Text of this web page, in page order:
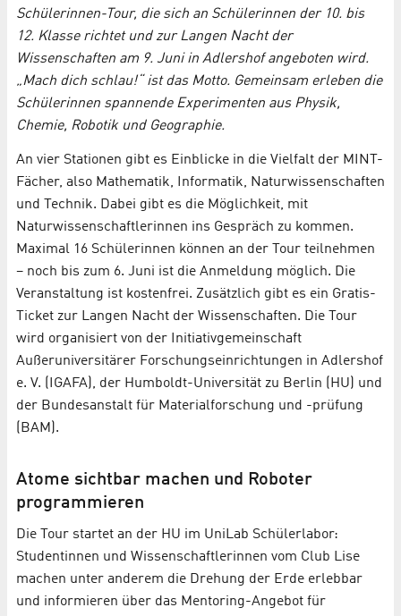
Schülerinnen-Tour, die sich an Schülerinnen der 10. bis
12. Klasse richtet und zur Langen Nacht der
Wissenschaften am 9. Juni in Adlershof angeboten wird.
„Mach dich schlau!“ ist das Motto. Gemeinsam erleben die
Schülerinnen spannende Experimenten aus Physik,
Chemie, Robotik und Geographie.
An vier Stationen gibt es Einblicke in die Vielfalt der MINT-
Fächer, also Mathematik, Informatik, Naturwissenschaften
und Technik. Dabei gibt es die Möglichkeit, mit
Naturwissenschaftlerinnen ins Gespräch zu kommen.
Maximal 16 Schülerinnen können an der Tour teilnehmen
– noch bis zum 6. Juni ist die Anmeldung möglich. Die
Veranstaltung ist kostenfrei. Zusätzlich gibt es ein Gratis-
Ticket zur Langen Nacht der Wissenschaften. Die Tour
wird organisiert von der Initiativgemeinschaft
Außeruniversitärer Forschungseinrichtungen in Adlershof
e. V. (IGAFA), der Humboldt-Universität zu Berlin (HU) und
der Bundesanstalt für Materialforschung und -prüfung
(BAM).
Atome sichtbar machen und Roboter
programmieren
Die Tour startet an der HU im UniLab Schülerlabor:
Studentinnen und Wissenschaftlerinnen vom Club Lise
machen unter anderem die Drehung der Erde erlebbar
und informieren über das Mentoring-Angebot für